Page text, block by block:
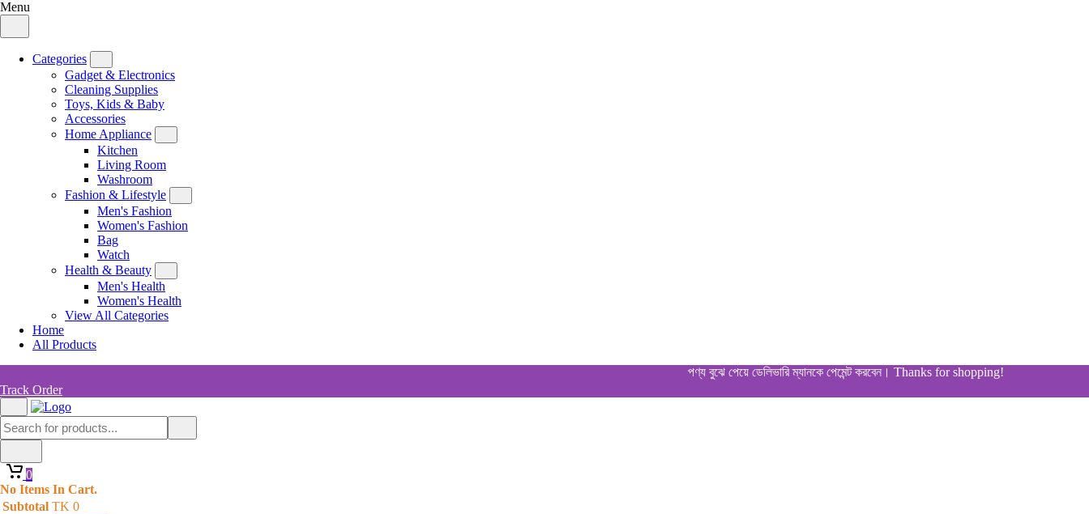
Menu
Categories
Gadget & Electronics
Cleaning Supplies
Toys, Kids & Baby
Accessories
Home Appliance
Kitchen
Living Room
Washroom
Fashion & Lifestyle
Men's Fashion
Women's Fashion
Bag
Watch
Health & Beauty
Men's Health
Women's Health
View All Categories
Home
All Products
পণ্য বুঝে পেয়ে ডেলিভারি ম্যানকে পেমেন্ট করবেন। Thanks for shopping!
Track Order
0
No Items In Cart.
Subtotal TK 0